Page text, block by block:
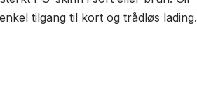
tilgang til kort og trådløs lading.